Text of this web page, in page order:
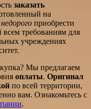
заказать
на
недорого приобрести
всем требованиям для
учреждениях
Мы предлагаем
оплаты. Оригинал
по всей территории,
вам. Ознакомьтесь с
.